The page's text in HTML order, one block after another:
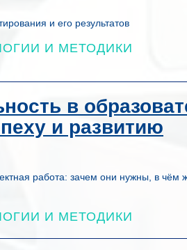
и его результатов
И МЕТОДИКИ
в
и развитию
работа: зачем они нужны, в
И МЕТОДИКИ